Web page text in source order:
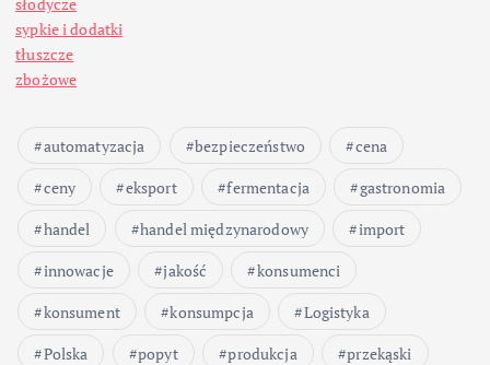
sypkie i dodatki
tłuszcze
zbożowe
automatyzacja bezpieczeństwo
cena
ceny
eksport fermentacja
gastronomia
handel
handel międzynarodowy
import
innowacje
jakość
konsumenci
konsument
konsumpcja
Logistyka
Polska
popyt produkcja
przekąski